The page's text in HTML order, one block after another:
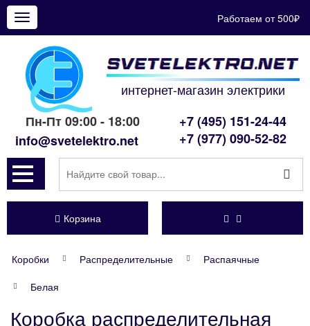
Показать
меню
Работаем от 500₽
интернет-магазин электрики
Пн-Пт 09:00 - 18:00
info@svetelektro.net
+7 (495) 151-24-44
+7 (977) 090-52-82
Корзина
Коробки Распределительные
Распаячные
Белая
Коробка распределительная